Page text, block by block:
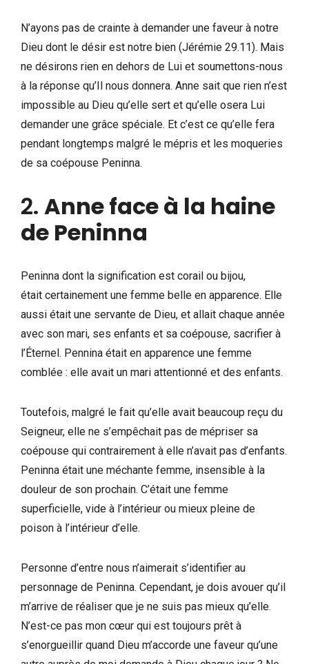
N’ayons pas de crainte à demander une faveur à notre
Dieu dont le désir est notre bien (Jérémie 29.11). Mais
ne désirons rien en dehors de Lui et soumettons-nous
à la réponse qu’Il nous donnera. Anne sait que rien n’est
impossible au Dieu qu’elle sert et qu’elle osera Lui
demander une grâce spéciale. Et c’est ce qu’elle fera
pendant longtemps malgré le mépris et les moqueries
de sa coépouse Peninna.
2. Anne face à la haine
de Peninna
Peninna dont la signification est corail ou bijou,
était certainement une femme belle en apparence. Elle
aussi était une servante de Dieu, et allait chaque année
avec son mari, ses enfants et sa coépouse, sacrifier à
l’Éternel. Pennina était en apparence une femme
comblée : elle avait un mari attentionné et des enfants.
Toutefois, malgré le fait qu’elle avait beaucoup reçu du
Seigneur, elle ne s’empêchait pas de mépriser sa
coépouse qui contrairement à elle n’avait pas d’enfants.
Peninna était une méchante femme, insensible à la
douleur de son prochain. C’était une femme
superficielle, vide à l’intérieur ou mieux pleine de
poison à l’intérieur d’elle.
Personne d’entre nous n’aimerait s’identifier au
personnage de Peninna. Cependant, je dois avouer qu’il
m’arrive de réaliser que je ne suis pas mieux qu’elle.
N’est-ce pas mon cœur qui est toujours prêt à
s’enorgueillir quand Dieu m’accorde une faveur qu’une